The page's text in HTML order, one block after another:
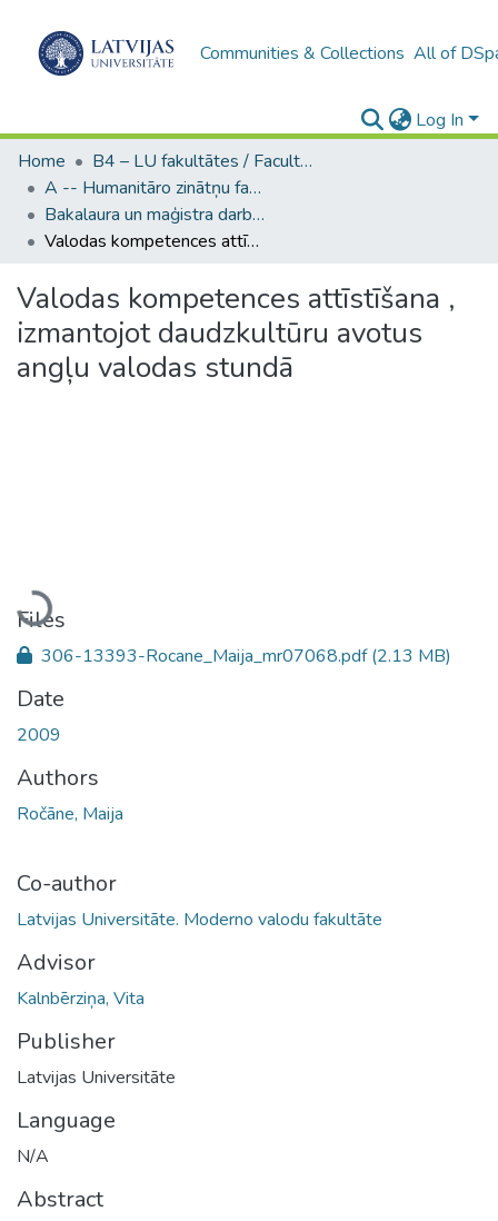
Communities & Collections All of
Log In
Home
B4 – LU fakultātes / Faculties of the UL
A -- Humanitāro zinātņu fakultāte / Faculty of Humanities
Bakalaura un maģistra darbi (HZF) / Bachelor's and Master's theses
Valodas kompetences attīstīšana , izmantojot daudzkultūru avotus angļu valodas stundā
Valodas kompetences attīstīšana ,
izmantojot daudzkultūru avotus
angļu valodas stundā
Loading...
Files
306-13393-Rocane_Maija_mr07068.pdf(2.13 MB)
Date
2009
Authors
Ročāne, Maija
Co-author
Latvijas Universitāte. Moderno valodu fakultāte
Advisor
Kalnbērziņa, Vita
Publisher
Latvijas Universitāte
Language
N/A
Abstract